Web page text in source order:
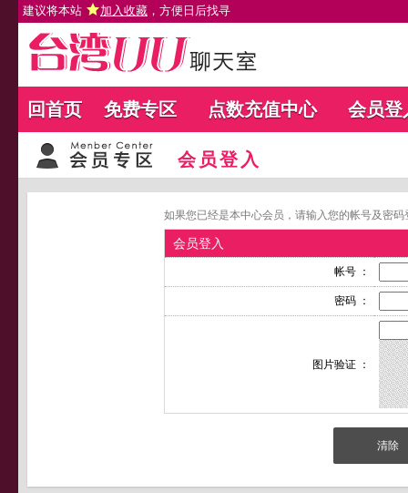
建议将本站 加入收藏 ，方便日后找寻
回首页 免费专区 点数充值中心 会员登
会员登入
如果您已经是本中心会员，请输入您的帐号及密
会员登入
帐号 ：
密码 ：
图片验证 ：